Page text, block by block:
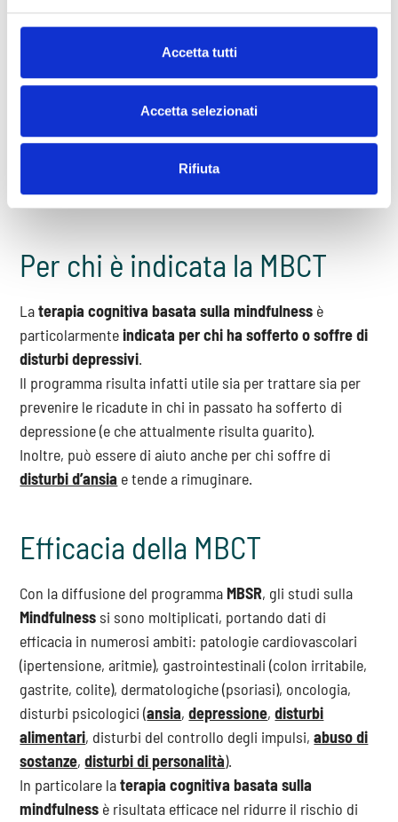
Accetta tutti
Accetta selezionati
Rifiuta
Grazie alla combinazione di interventi tipici dellaterapia
mindfulnesscon la MBCT è possibile
apprendere strategie per:
- assumere una prospettiva distaccata dai propri pensieri
- accettare sé stessi.
Per chi è indicata la MBCT
Laterapia cognitiva basata sulla mindfulness è
particolarmenteindicata per chi ha sofferto o soffre di
disturbi depressivi.
Il programma risulta infatti utile sia per trattare sia per
prevenire le ricadute in chi in passato ha sofferto di
depressione (e che attualmente risulta guarito).
Inoltre, può essere di aiuto anche per chi soffre di
disturbi d’ansia e tende a rimuginare.
Efficacia della MBCT
Con la diffusione del programma MBSR, gli studi sulla
Mindfulness si sono moltiplicati, portando dati di
efficacia in numerosi ambiti: patologie cardiovascolari
(ipertensione, aritmie), gastrointestinali (colon irritabile,
gastrite, colite), dermatologiche (psoriasi), oncologia,
disturbi psicologici (ansia,depressione,disturbi
alimentari, disturbi del controllo degli impulsi,abuso di
sostanze,disturbi di personalità).
In particolare laterapia cognitiva basata sulla
mindfulness è risultata efficace nel ridurre il rischio di